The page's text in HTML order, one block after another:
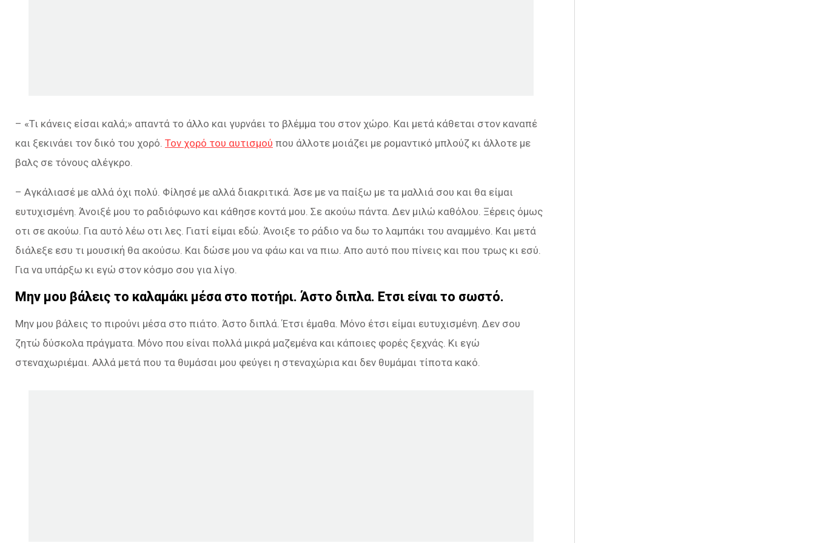
– «Τι κάνεις είσαι καλά;» απαντά το άλλο και γυρνάει το βλέμμα του στον χώρο. Και μετά κάθεται στον καναπέ
και ξεκινάει τον δικό του χορό. Τον χορό του αυτισμού που άλλοτε μοιάζει με ρομαντικό μπλούζ κι άλλοτε με
βαλς σε τόνους αλέγκρο.
– Αγκάλιασέ με αλλά όχι πολύ. Φίλησέ με αλλά διακριτικά. Άσε με να παίξω με τα μαλλιά σου και θα είμαι
ευτυχισμένη. Άνοιξέ μου το ραδιόφωνο και κάθησε κοντά μου. Σε ακούω πάντα. Δεν μιλώ καθόλου. Ξέρεις όμως
οτι σε ακούω. Για αυτό λέω οτι λες. Γιατί είμαι εδώ. Άνοιξε το ράδιο να δω το λαμπάκι του αναμμένο. Και μετά
διάλεξε εσυ τι μουσική θα ακούσω. Και δώσε μου να φάω και να πιω. Aπο αυτό που πίνεις και που τρως κι εσύ.
Για να υπάρξω κι εγώ στον κόσμο σου για λίγο.
Μην μου βάλεις το καλαμάκι μέσα στο ποτήρι. Άστο διπλα. Ετσι είναι το σωστό.
Μην μου βάλεις το πιρούνι μέσα στο πιάτο. Άστο διπλά. Έτσι έμαθα. Μόνο έτσι είμαι ευτυχισμένη. Δεν σου
ζητώ δύσκολα πράγματα. Μόνο που είναι πολλά μικρά μαζεμένα και κάποιες φορές ξεχνάς. Κι εγώ
στεναχωριέμαι. Αλλά μετά που τα θυμάσαι μου φεύγει η στεναχώρια και δεν θυμάμαι τίποτα κακό.